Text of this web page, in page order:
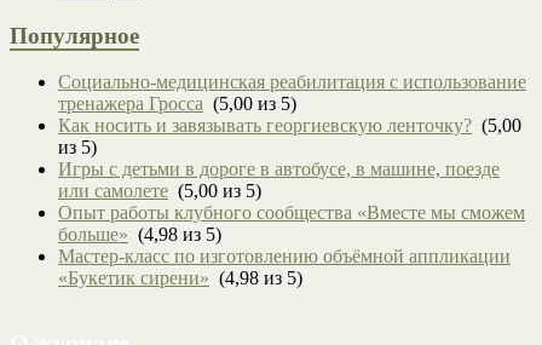
Популярное
Социально-медицинская реабилитация с использование
тренажера Гросса (5,00 из 5)
Как носить и завязывать георгиевскую ленточку? (5,00
из 5)
Игры с детьми в дороге в автобусе, в машине, поезде
или самолете (5,00 из 5)
Опыт работы клубного сообщества «Вместе мы сможем
больше» (4,98 из 5)
Мастер-класс по изготовлению объёмной аппликации
«Букетик сирени» (4,98 из 5)